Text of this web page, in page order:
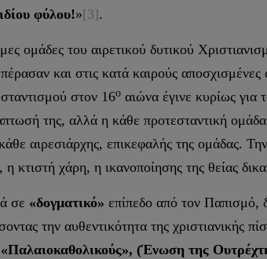
φύλου!»[3].
ομάδες του αιρετικού δυτικού
και στις κατά καιρούς
στον 16ο αιώνα έγινε κυρίως για
της, αλλά η κάθε προτεσταντική
αιρεσιάρχης, επικεφαλής της ομάδας.
κτιστή χάρη, η ικανοποίησης της θείας
σε «δογματικό» επίπεδο από τον Παπισμό,
την αυθεντικότητα της χριστιανικής
«Παλαιοκαθολικούς», (Ένωση της